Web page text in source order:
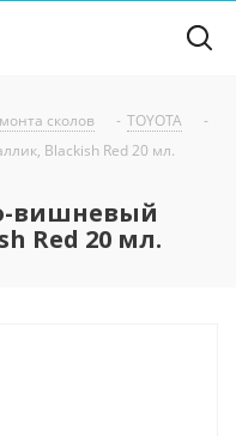
сколов - TOYOTA
-
Blackish Red 20 мл.
вишневый
Red 20 мл.